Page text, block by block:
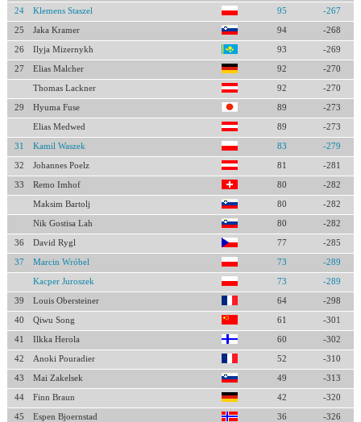
24 Klemens Staszel 95 -267
25 Jaka Kramer 94 -268
26 Ilyja Mizernykh 93 -269
27 Elias Malcher 92 -270
Thomas Lackner 92 -270
29 Hyuma Fuse 89 -273
Elias Medwed 89 -273
31 Kamil Waszek 83 -279
32 Johannes Poelz 81 -281
33 Remo Imhof 80 -282
Maksim Bartolj 80 -282
Nik Gostisa Lah 80 -282
36 David Rygl 77 -285
37 Marcin Wróbel 73 -289
Kacper Juroszek 73 -289
39 Louis Obersteiner 64 -298
40 Qiwu Song 61 -301
41 Ilkka Herola 60 -302
42 Anoki Pouradier 52 -310
43 Mai Zakelsek 49 -313
44 Finn Braun 42 -320
45 Espen Bjoernstad 36 -326